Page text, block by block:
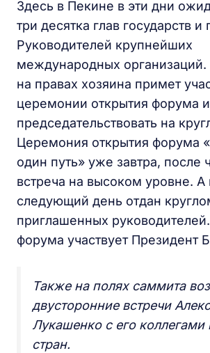
Здесь в Пекине в эти дни
три десятка глав государств и
Руководителей крупнейших
международных
на правах хозяина примет
церемонии открытия форума
председательствовать на
Церемония открытия форума
один путь» уже завтра, после
встреча на высоком уровне. А
следующий день отдан
приглашенных
форума участвует Президент
Также на полях саммита
двусторонние встречи
Лукашенко с его коллегами
стран.